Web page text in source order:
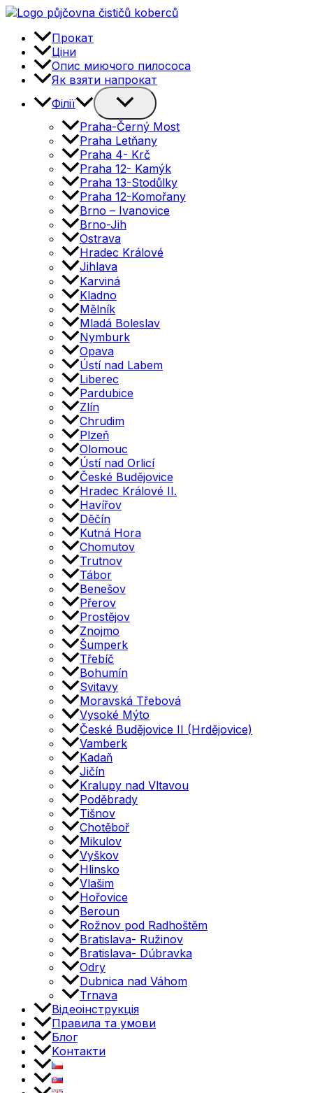
Перейти
вмісту
Прокат
Ціни
Опис миючого пилососа
Як взяти напрокат
Філії
Перемикач
Praha-Černý Most
Praha Letňany
Praha 4- Krč
Praha 12- Kamýk
Praha 13-Stodůlky
Praha 12-Komořany
Brno – Ivanovice
Brno-Jih
Ostrava
Hradec Králové
Jihlava
Karviná
Kladno
Mělník
Mladá Boleslav
Nymburk
Opava
Ústí nad Labem
Liberec
Pardubice
Zlín
Chrudim
Plzeň
Olomouc
Ústí nad Orlicí
České Budějovice
Hradec Králové II.
Havířov
Děčín
Kutná Hora
Chomutov
Trutnov
Tábor
Benešov
Přerov
Prostějov
Znojmo
Šumperk
Třebíč
Bohumín
Svitavy
Moravská Třebová
Vysoké Mýto
České Budějovice II (Hrdějovice)
Vamberk
Kadaň
Jičín
Kralupy nad Vltavou
Poděbrady
Tišnov
Chotěboř
Mikulov
Vyškov
Hlinsko
Vlašim
Hořovice
Beroun
Rožnov pod Radhoštěm
Bratislava- Ružinov
Bratislava- Dúbravka
Odry
Dubnica nad Váhom
Trnava
Відеоінструкція
Правила та умови
Блог
Kонтакти